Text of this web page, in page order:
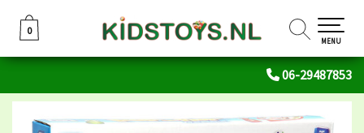
06-29487853
0
0
MENU